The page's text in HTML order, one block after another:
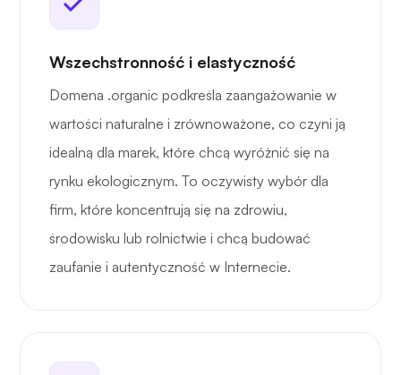
Wszechstronność i elastyczność
Domena .organic podkreśla zaangażowanie w
wartości naturalne i zrównoważone, co czyni ją
idealną dla marek, które chcą wyróżnić się na
rynku ekologicznym. To oczywisty wybór dla
firm, które koncentrują się na zdrowiu,
środowisku lub rolnictwie i chcą budować
zaufanie i autentyczność w Internecie.